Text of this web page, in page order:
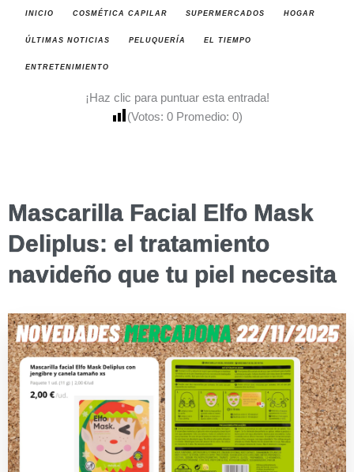
INICIO COSMÉTICA CAPILAR SUPERMERCADOS HOGAR
ÚLTIMAS NOTICIAS PELUQUERÍA EL TIEMPO
ENTRETENIMIENTO
¡Haz clic para puntuar esta entrada!
(Votos: 0 Promedio: 0)
Mascarilla Facial Elfo Mask
Deliplus: el tratamiento
navideño que tu piel necesita